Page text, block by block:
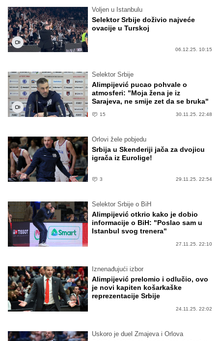
Voljen u Istanbulu
Selektor Srbije doživio najveće
ovacije u Turskoj
06.12.25. 10:15
Selektor Srbije
Alimpijević pucao pohvale o
atmosferi: "Moja žena je iz
Sarajeva, ne smije zet da se bruka"
15 30.11.25. 22:48
Orlovi žele pobjedu
Srbija u Skenderiji jača za dvojicu
igrača iz Eurolige!
3 29.11.25. 22:54
Selektor Srbije o BiH
Alimpijević otkrio kako je dobio
informacije o BiH: "Poslao sam u
Istanbul svog trenera"
27.11.25. 22:10
Iznenađujući izbor
Alimpijević prelomio i odlučio, ovo
je novi kapiten košarkaške
reprezentacije Srbije
24.11.25. 22:02
Uskoro je duel Zmajeva i Orlova